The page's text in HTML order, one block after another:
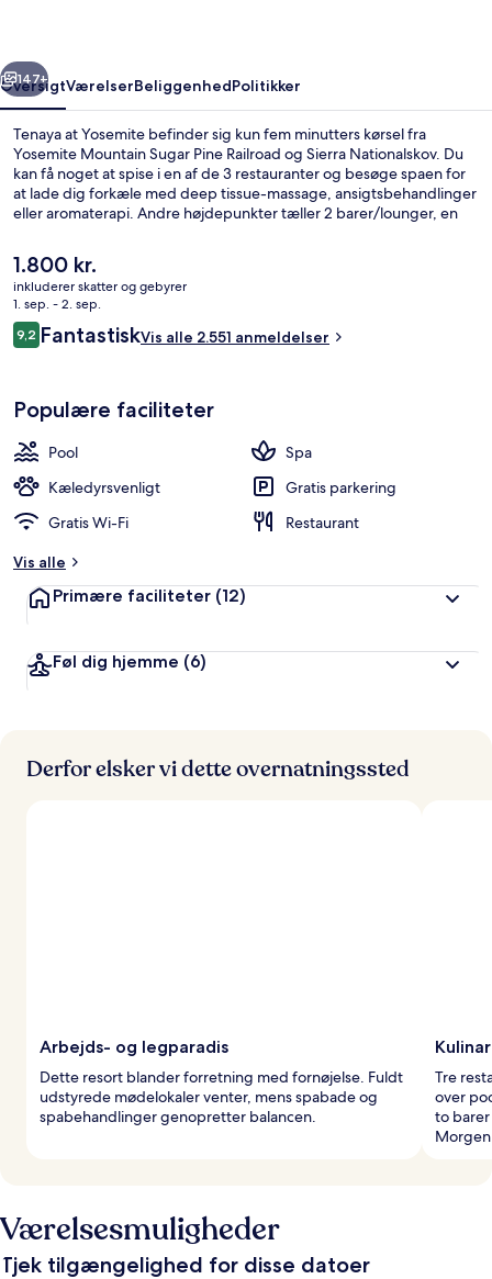
Næste
147+
OversigtVærelserBeliggenhedPolitikker
Tenaya at Yosemite befinder sig kun fem minutters kørsel fra
Yosemite Mountain Sugar Pine Railroad og Sierra Nationalskov. Du
kan få noget at spise i en af de 3 restauranter og besøge spaen for
at lade dig forkæle med deep tissue-massage, ansigtsbehandlinger
eller aromaterapi. Andre højdepunkter tæller 2 barer/lounger, en
om stedets pool og hjælpsomme personale.
Den
nuværende
pris
er
1.800 kr.
1.800 kr.
inkluderer skatter og gebyrer
1. sep. - 2. sep.
Anmeldelser
9,29,2 ud af 10.
FantastiskVis alle 2.551 anmeldelser
Populære faciliteter
Pool
Spa
Kæledyrsvenligt
Gratis parkering
Gratis Wi-Fi
Restaurant
Vis alle
Primære faciliteter (12)
Føl dig hjemme (6)
Derfor elsker vi dette overnatningssted
Arbejds- og legparadis
Dette resort blander forretning med fornøjelse. Fuldt
udstyrede mødelokaler venter, mens spabade og
spabehandlinger genopretter balancen.
Tre
over
to
Værelsesmuligheder
Tjek tilgængelighed for disse datoer